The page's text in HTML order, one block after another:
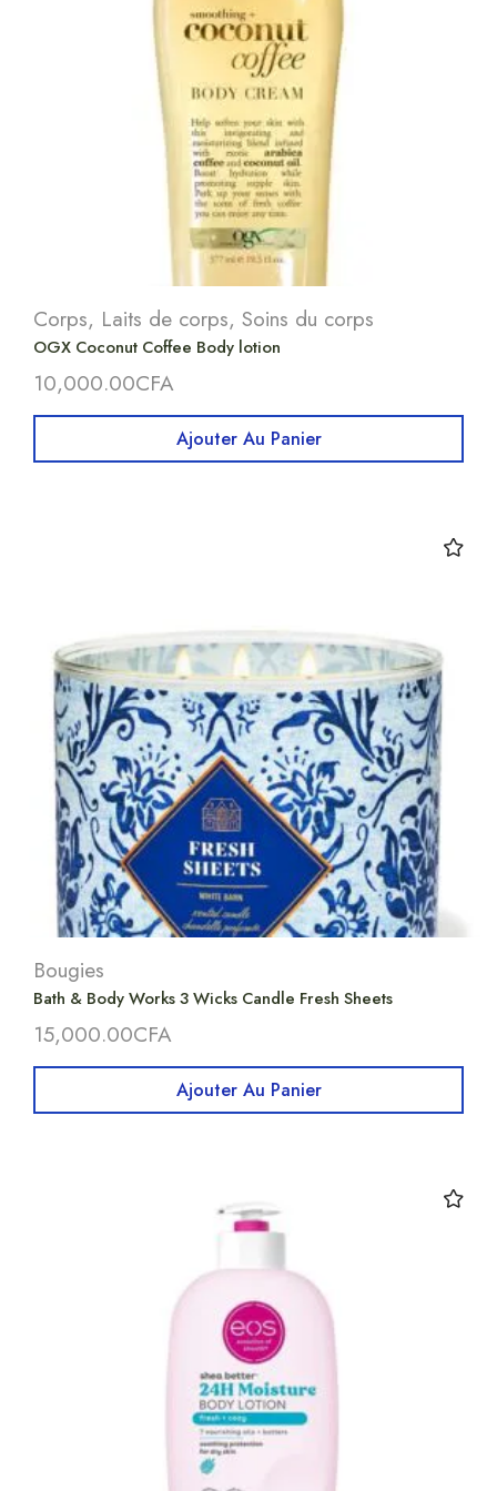
Corps, Laits de corps, Soins du corps
OGX Coconut Coffee Body lotion
10,000.00CFA
Ajouter Au Panier
Bougies
Bath & Body Works 3 Wicks Candle Fresh Sheets
15,000.00CFA
Ajouter Au Panier